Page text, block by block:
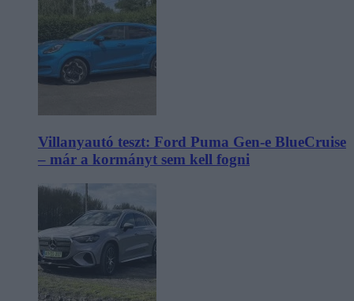
Villanyautó teszt: Ford Puma Gen-e BlueCruise
– már a kormányt sem kell fogni